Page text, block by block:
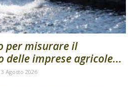
per misurare il
delle imprese agricole...
3 Agosto 2026